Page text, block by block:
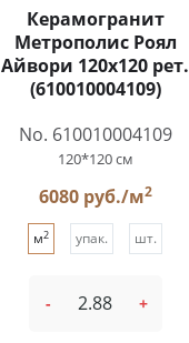
Керамогранит
Метрополис Роял
Айвори 120x120 рет.
(610010004109)
No. 610010004109
120*120 см
6080 руб./м2
м2 упак. шт.
- +